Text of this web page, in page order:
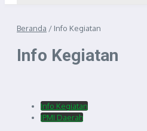
Beranda / Info Kegiatan
Info Kegiatan
Info Kegiatan
IPMI Daerah